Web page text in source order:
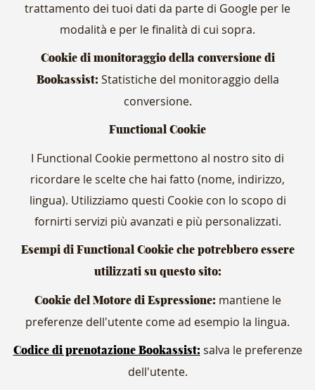
trattamento dei tuoi dati da parte di Google per le
modalità e per le finalità di cui sopra.
Cookie di monitoraggio della conversione di
Bookassist: Statistiche del monitoraggio della
conversione.
Functional Cookie
I Functional Cookie permettono al nostro sito di
ricordare le scelte che hai fatto (nome, indirizzo,
lingua). Utilizziamo questi Cookie con lo scopo di
fornirti servizi più avanzati e più personalizzati.
Esempi di Functional Cookie che potrebbero essere
utilizzati su questo sito:
Cookie del Motore di Espressione: mantiene le
preferenze dell'utente come ad esempio la lingua.
Codice di prenotazione Bookassist: salva le preferenze
dell'utente.